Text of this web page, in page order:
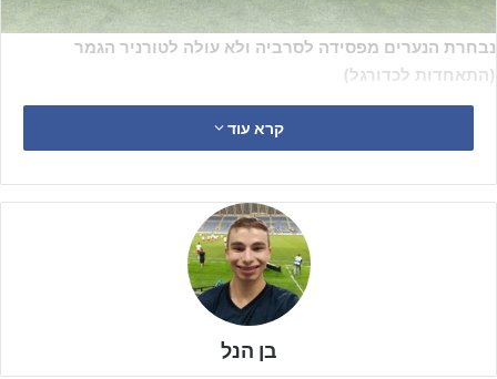
נבחרת הנערים מפסידה לסרביה ולא עולה לטורניר הגמר
(התאחדות לכדורגל)
העילית שיקבע מי הן שתי הנבחרות מכל בית שיסעו להונגריה לטורניר
יכולה להנות מיתרון הביתיות, אבל בכדורגל, כמו בכדורגל, הכל יכול
קרא עוד
בן הנל